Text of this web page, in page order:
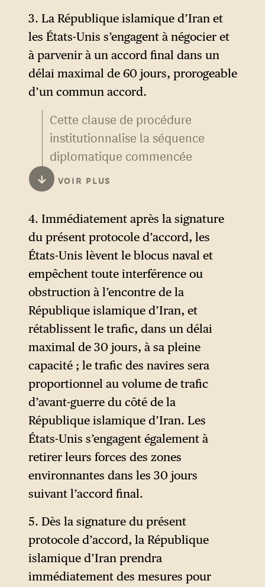
lien avec la souveraineté
israélienne.
changement de régime. La
reconnaissance du respect de
« la souveraineté et l’intégrité
territoriale » est un gain
politique direct pour le régime
iranien, obtenu malgré des
pertes massives au sein de sa
classe dirigeante.
3. La République islamique d’Iran et
les États-Unis s’engagent à négocier et
à parvenir à un accord final dans un
délai maximal de 60 jours, prorogeable
d’un commun accord.
Cette clause de procédure
institutionnalise la séquence
diplomatique commencée
avec médiation pakistanaise
et qatarie, en fixant un délai
— 60 jours — qui paraît
extrêmement serré pour
affronter la question
nucléaire. Pour mémoire, les
négociations qui ont porté de
l’accord intérimaire (le Joint
Plan of Action du 24
novembre 2013) à accord sur
le nucléaire signé à Vienne, le
14 juillet 2015, avaient pris
environ 600 jours.
↓ VOIR PLUS
4. Immédiatement après la signature
du présent protocole d’accord, les
États-Unis lèvent le blocus naval et
empêchent toute interférence ou
obstruction à l’encontre de la
République islamique d’Iran, et
rétablissent le trafic, dans un délai
maximal de 30 jours, à sa pleine
capacité ; le trafic des navires sera
proportionnel au volume de trafic
d’avant-guerre du côté de la
République islamique d’Iran. Les
États-Unis s’engagent également à
retirer leurs forces des zones
environnantes dans les 30 jours
suivant l’accord final.
5. Dès la signature du présent
protocole d’accord, la République
islamique d’Iran prendra
immédiatement des mesures pour